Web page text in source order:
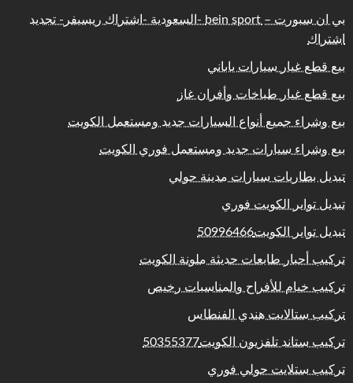
بي ان سبورت – bein sport -السعودية -اشتراك ريسيفر- تجديد
اشتراك
بيع قطع غيار سيارات ياباني
بيع قطع غيار طباخات وأفران غاز
بيع وشراء جميع أنواع السيارات جديد ومستعمل الكويت
بيع وشراء سيارات جديد ومستعمل فوري الكويت
تبديل بطاريات سيارات مدينة حولي
تبديل تواير الكويت فوري
تبديل تواير الكويت50996466
تركيب أحبار طابعات حديثة ملونة الكويت
تركيب خيام للأفراح والمناسبات رخيص
تركيب ستالايت هندي الفنطاس
تركيب ستاند تلفزيون الكويت50355377
تركيب ستلايت حولي فوري